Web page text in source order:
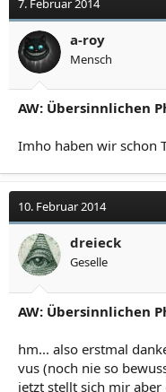
a-roy
Mensch
AW: Übersinnlichen
Imho haben wir schon
10. Februar 2014
dreieck
Geselle
AW: Übersinnlichen
hm... also erstmal
vus (noch nie so
jetzt stellt sich mir aber